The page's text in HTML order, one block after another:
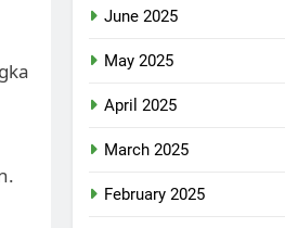
June 2025
May 2025
April 2025
March 2025
February 2025